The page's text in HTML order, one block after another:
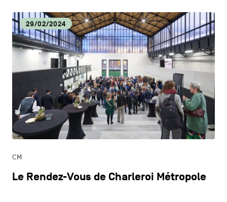
29/02/2024
CM
Le Rendez-Vous de Charleroi Métropole